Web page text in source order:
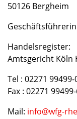
50126 Bergheim
Handelsregister:
Amtsgericht Köln
Tel : 02271 99499-
Fax : 02271
Mail: info@wfg-